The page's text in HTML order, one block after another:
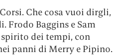
Che cosa vuoi dirgli,
Frodo Baggins e Sam
dei tempi, con
panni di Merry e Pipino.